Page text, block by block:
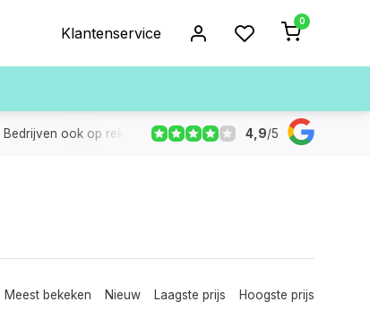
Klantenservice
0
Bedrijven ook op rekening De voorraad die
4,9/5
Meest bekeken Nieuw Laagste prijs Hoogste prijs